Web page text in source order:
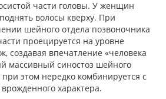
части головы. У женщин
волосы кверху. При
шейного отдела позвоночника
проецируется на уровне
создавая впечатление «человека
массивный синостоз шейного
этом нередко комбинируется с
характера.